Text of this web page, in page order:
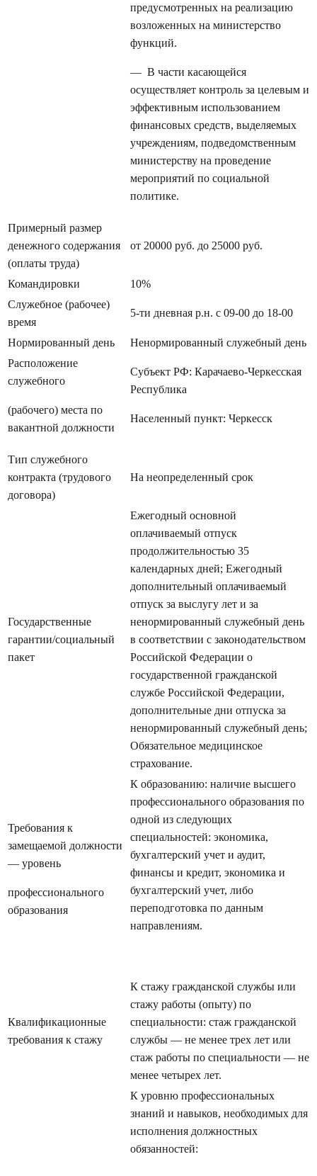
предусмотренных на реализацию
возложенных на министерство
функций.
— В части касающейся
осуществляет контроль за целевым и
эффективным использованием
финансовых средств, выделяемых
учреждениям, подведомственным
министерству на проведение
мероприятий по социальной
политике.
Примерный размер
денежного содержания
(оплаты труда)
от 20000 руб. до 25000 руб.
Командировки
10%
Служебное (рабочее)
время
5-ти дневная р.н. с 09-00 до 18-00
Нормированный день
Ненормированный служебный день
Расположение
служебного
(рабочего) места по
вакантной должности
Субъект РФ: Карачаево-Черкесская
Республика
Населенный пункт: Черкесск
Тип служебного
контракта (трудового
договора)
На неопределенный срок
Государственные
гарантии/социальный
пакет
Ежегодный основной
оплачиваемый отпуск
продолжительностью 35
календарных дней; Ежегодный
дополнительный оплачиваемый
отпуск за выслугу лет и за
ненормированный служебный день
в соответствии с законодательством
Российской Федерации о
государственной гражданской
службе Российской Федерации,
дополнительные дни отпуска за
ненормированный служебный день;
Обязательное меди­цинское
страхование.
Требования к
замещаемой должности
— уровень
профессионального
образования
К образованию: наличие высшего
профессионального образования по
одной из следующих
специальностей: экономика,
бухгалтерский учет и аудит,
финансы и кредит, экономика и
бухгалтерский учет, либо
переподготовка по данным
направлениям.
Квалификационные
требования к стажу
К стажу гражданской службы или
стажу работы (опыту) по
специальности: стаж гражданской
службы — не менее трех лет или
стаж работы по специальности — не
менее четырех лет.
К уровню профессиональных
знаний и навыков, необходимых для
исполнения должностных
обязанностей: